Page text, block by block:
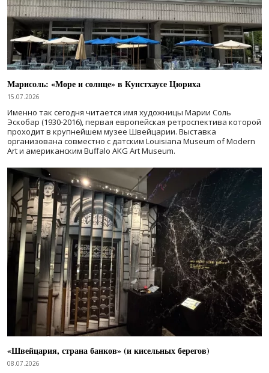
Марисоль: «Море и солнце» в Кунстхаусе Цюриха
15.07.2026
Именно так сегодня читается имя художницы Марии Соль
Эскобар (1930-2016), первая европейская ретроспектива которой
проходит в крупнейшем музее Швейцарии. Выставка
организована совместно с датским Louisiana Museum of Modern
Art и американским Buffalo AKG Art Museum.
«Швейцария, страна банков» (и кисельных берегов)
08.07.2026